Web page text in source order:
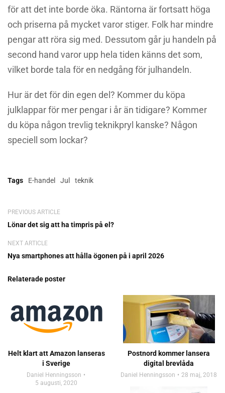
för att det inte borde öka. Räntorna är fortsatt höga
och priserna på mycket varor stiger. Folk har mindre
pengar att röra sig med. Dessutom går ju handeln på
second hand varor upp hela tiden känns det som,
vilket borde tala för en nedgång för julhandeln.
Hur är det för din egen del? Kommer du köpa
julklappar för mer pengar i år än tidigare? Kommer
du köpa någon trevlig teknikpryl kanske? Någon
speciell som lockar?
Tags E-handel Jul teknik
PREVIOUS ARTICLE
Lönar det sig att ha timpris på el?
NEXT ARTICLE
Nya smartphones att hålla ögonen på i april 2026
Relaterade poster
Helt klart att Amazon lanseras
i Sverige
Daniel Henningsson
5 augusti, 2020
Postnord kommer lansera
digital brevlåda
Daniel Henningsson 28 maj, 2018